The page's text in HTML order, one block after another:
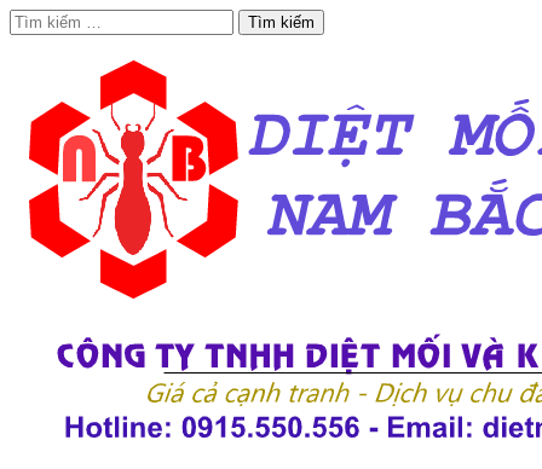
Tìm
kiếm